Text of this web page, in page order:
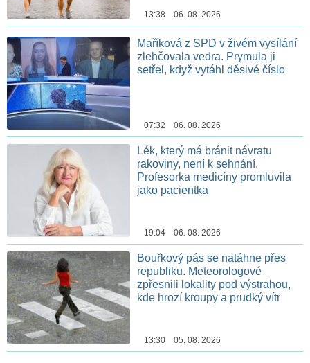
13:38 06. 08. 2026
Maříková z SPD v živém vysílání
zlehčovala vedra. Prymula ji
setřel, když vytáhl děsivé číslo
07:32 06. 08. 2026
Lék, který má bránit návratu
rakoviny, není k sehnání.
Profesorka medicíny promluvila
jako pacientka
19:04 06. 08. 2026
Bouřkový pás se natáhne přes
republiku. Meteorologové
zpřesnili lokality pod výstrahou,
kde hrozí kroupy a prudký vítr
13:30 05. 08. 2026